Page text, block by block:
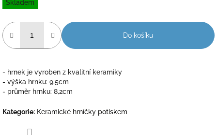
cena:
Skladem
Do košíku
- hrnek je vyroben z kvalitní keramiky
- výška hrnku: 9,5cm
- průměr hrnku: 8,2cm
Kategorie: Keramické hrníčky potiskem